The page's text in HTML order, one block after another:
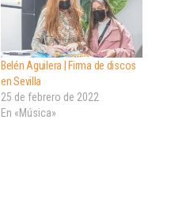
Belén Aguilera | Firma de discos
en Sevilla
25 de febrero de 2022
En «Música»